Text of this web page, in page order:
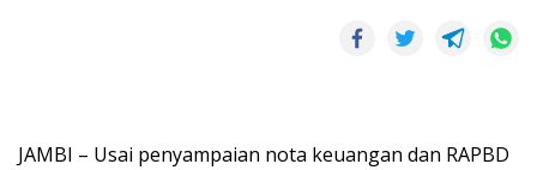
JAMBI – Usai penyampaian nota keuangan dan RAPBD